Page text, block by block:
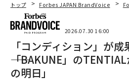
トップ Forbes JAPAN BrandVoice
2026.07.30 16:00
「コンディション」が
――「BAKUNE」の
の明日」